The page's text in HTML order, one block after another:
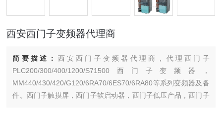
西安西门子变频器代理商
简要描述： 西安西门子变频器代理商，代理西门子
PLC200/300/400/1200/S71500西门子变频器，
MM440/430/420/G120/6RA70/6ES70/6RA80等系列变频器及备
件。西门子触摸屏，西门子软启动器，西门子低压产品，西门子